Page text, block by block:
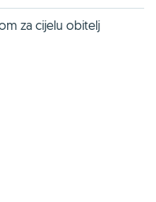
za cijelu obitelj